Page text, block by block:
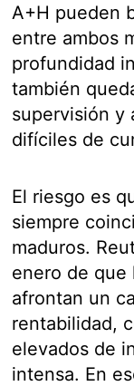
A+H pueden
entre ambos
profundidad
también
supervisión y
difíciles de
El riesgo es
siempre
maduros.
enero de que
afrontan un
rentabilidad,
elevados de
intensa. En